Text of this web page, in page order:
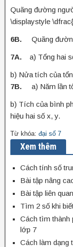
Quãng đường
\displaystyle
6B. Quãng
7A. a) Tổng hai
b) Nửa tích của
7B. a) Năm lần
b) Tích của bình
hiệu hai số x, y.
Từ khóa: đại số 7
Xem thêm
Cách tính số
Bài tập nâng
Bài tập liên
Tìm 2 số khi
Cách tìm thành
lớp 7
Cách làm dạng